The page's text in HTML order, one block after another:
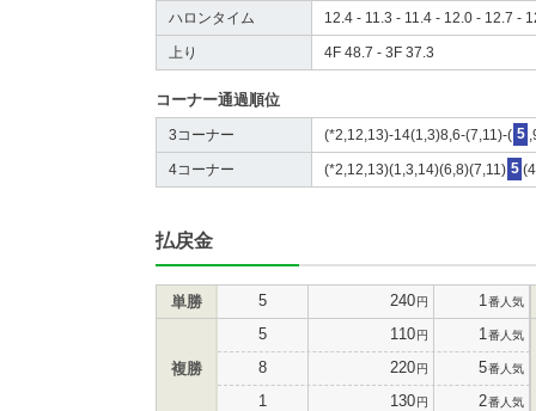
ハロンタイム 12.4 - 11.3 - 11.4 - 12.0 - 12.7 -
上り 4F 48.7 - 3F 37.3
コーナー通過順位
3コーナー (*2,12,13)-14(1,3)8,6-(7,11)-( 5
4コーナー (*2,12,13)(1,3,14)(6,8)(7,11) 5
払戻金
単勝 5 240円 1 番人気
複勝
5 110円 1 番人気
8 220円 5番人気
1 130円 2番人気